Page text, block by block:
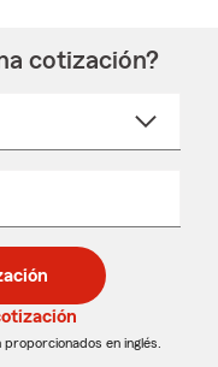
cotización?
en inglés.